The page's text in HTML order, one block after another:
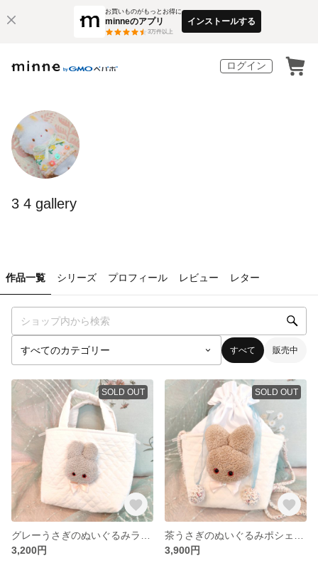
お買いものがもっとお得に
minneのアプリ
3万件以上
インストールする
ログイン
3 4 gallery
作品一覧 シリーズ プロフィール レビュー レター
すべて 販売中
SOLD OUT
3,200円
SOLD OUT
3,900円